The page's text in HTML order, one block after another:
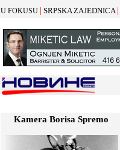
U FOKUSU | SRPSKA ZAJEDNICA |
Kamera Borisa Spremo